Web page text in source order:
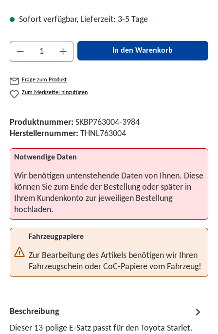
Sofort verfügbar, Lieferzeit: 3-5 Tage
Produkt Anzahl: Gib den gewünschten Wert
In den Warenkorb
Frage zum Produkt
Zum Merkzettel hinzufügen
Produktnummer: SKBP763004-3984
Herstellernummer: THNL763004
Notwendige Daten
Wir benötigen untenstehende Daten von Ihnen. Diese
können Sie zum Ende der Bestellung oder später in
Ihrem Kundenkonto zur jeweiligen Bestellung
hochladen.
Fahrzeugpapiere
Zur Bearbeitung des Artikels benötigen wir Ihren
Fahrzeugschein oder CoC-Papiere vom Fahrzeug!
Beschreibung
Dieser 13-polige E-Satz passt für den Toyota Starlet.